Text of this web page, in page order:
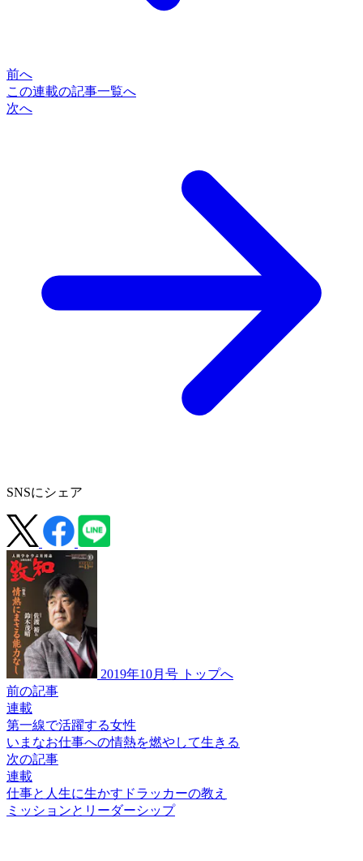
前へ
この連載の記事一覧へ
次へ
SNSにシェア
2019年10月号 トップへ
前の記事
連載
第一線で活躍する女性
いまなお仕事への情熱を燃やして生きる
次の記事
連載
仕事と人生に生かすドラッカーの教え
ミッションとリーダーシップ